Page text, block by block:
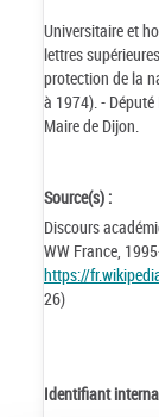
Universitaire et
lettres
protection de la
à 1974). - Député
Maire de Dijon.
Source(s) :
Discours
WW France,
https://
26)
Identifiant